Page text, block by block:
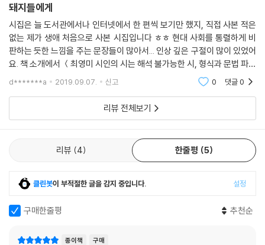
의 위험스런 모험과 닮은 듯 보이기도 한다.
머리가 아닌 가슴에서 씌어진 詩의 무늬
최영미 시인의 시는 해석 불가능한 시, 형식과 문법 파괴 등 이른바 전위적
또한 강렬하다. 진정 머리가 아닌 가슴에서 솔직한 고백으로 씌어진 시이
기 때문일 것이다. 자본주의 사회를 살아가는 현대인들의 사랑 그리고 운
명에 대한 질문은 최영미 시의 근간을 이루며 이 시대의 중요한 화두가 되
“한 끼의 밥을 위해 건들건들 건널목을 건너”(〈건널목을 건너며〉) 가는 사
십대의 생활이 엄연한 현실로 남아 있는 것과 마찬가지로, 44년 동안 미역
국을 끓여주시는 어머니의 성가신 애정에 콧날이 시큰해지는(〈44년 전의
오늘〉) 그런 일상의 힘들이 절망에서 우리를 불러일으키는 힘이 된다고 나
일상을 끌고 여행을 계속하련다(〈런던의 실비아 플래스〉)라고 선언할 수
돼지들에게
시집은 늘 도서관에서나 인터넷에서 한 편씩 보기만 했지, 직접 사본 적은
없는 제가 생애 처음으로 사본 시집입니다 ㅎㅎ 현대 사회를 통렬하게 비
판하는 듯한 느낌을 주는 문장들이 많아서... 인상 깊은 구절이 많이 있었어
요. 책 소개에서 ＜최영미 시인의 시는 해석 불가능한 시, 형식과 문법 파괴
등 이른바 전위적인 시들의 계보에 속하지 않는다＞고 되어있는 것처럼 전
d*******a 2019.09.07. 신고 0 댓글0
리뷰 전체보기
리뷰 4 한줄평 5
클린봇이 부적절한 글을 감지 중입니다. 설정
구매한줄평 추천순
종이책 구매